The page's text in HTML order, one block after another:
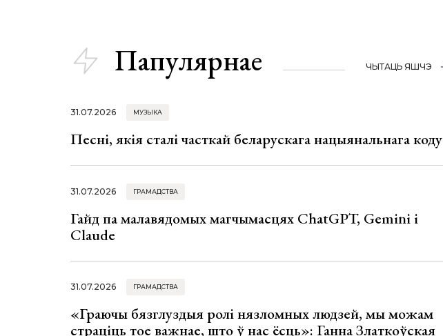
Папулярнае ЧЫТАЦЬ ЯШЧЭ
31.07.2026 МУЗЫКА
Песні, якія сталі часткай беларускага нацыянальнага коду
31.07.2026 ГРАМАДСТВА
Гайд па малавядомых магчымасцях ChatGPT, Gemini і
Claude
31.07.2026 ГРАМАДСТВА
«Граючы бязглуздыя ролі нязломных людзей, мы можам
страціць тое важнае, што ў нас ёсць»: Ганна Златкоўская